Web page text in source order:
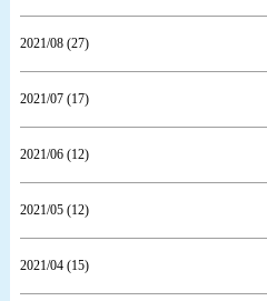
2021/08 (27)
2021/07 (17)
2021/06 (12)
2021/05 (12)
2021/04 (15)